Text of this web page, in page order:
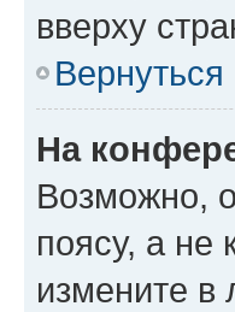
вверху
Вернуться
На
Возможно,
поясу, а не
измените в